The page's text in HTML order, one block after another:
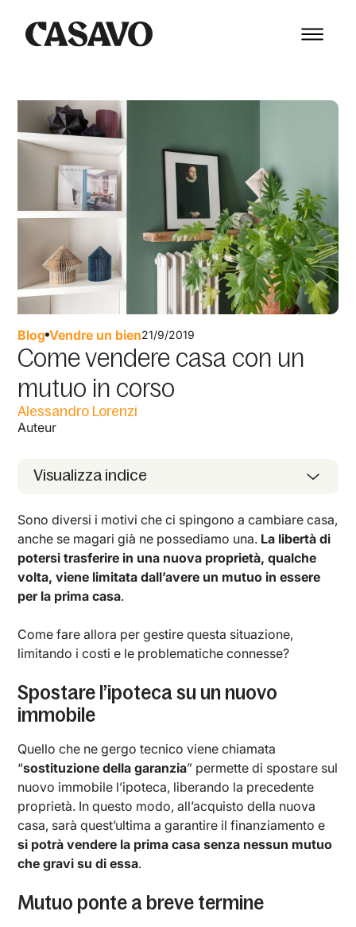
Blog Vendre un bien21/9/2019
Come vendere casa con un
mutuo in corso
Alessandro Lorenzi
Auteur
Visualizza indice
Sono diversi i motivi che ci spingono a cambiare casa,
anche se magari già ne possediamo una. La libertà di
potersi trasferire in una nuova proprietà, qualche
volta, viene limitata dall’avere un mutuo in essere
per la prima casa.
Come fare allora per gestire questa situazione,
limitando i costi e le problematiche connesse?
Spostare l’ipoteca su un nuovo
immobile
Quello che ne gergo tecnico viene chiamata
“sostituzione della garanzia” permette di spostare sul
nuovo immobile l’ipoteca, liberando la precedente
proprietà. In questo modo, all’acquisto della nuova
casa, sarà quest’ultima a garantire il finanziamento e
si potrà vendere la prima casa senza nessun mutuo
che gravi su di essa.
Mutuo ponte a breve termine